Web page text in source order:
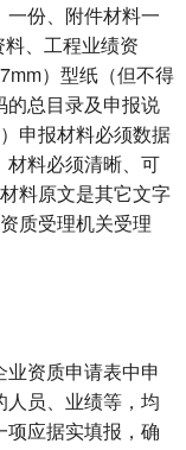
份、附件材料一
、工程业绩资
）型纸（但不得
的总目录及申报说
申报材料必须数据
材料必须清晰、可
料原文是其它文字
质受理机关受理
资质申请表中申
员、业绩等，均
应据实填报，确